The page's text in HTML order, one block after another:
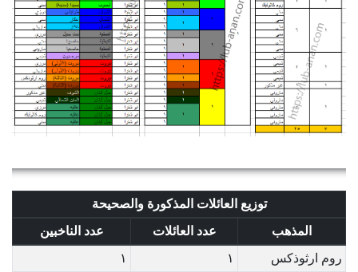
توزيع العائلات المذكورة والصحيحة
المذهب
عدد العائلات
عدد الناخبين
روم ارثوذكس
١
١